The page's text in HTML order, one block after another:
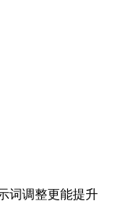
词调整更能提升